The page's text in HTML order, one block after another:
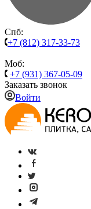
Спб:
+7 (812) 317-33-73
Моб:
+7 (931) 367-05-09
Заказать звонок
Войти